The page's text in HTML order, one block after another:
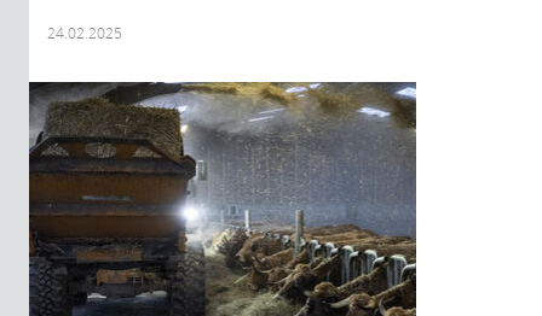
24.02.2025